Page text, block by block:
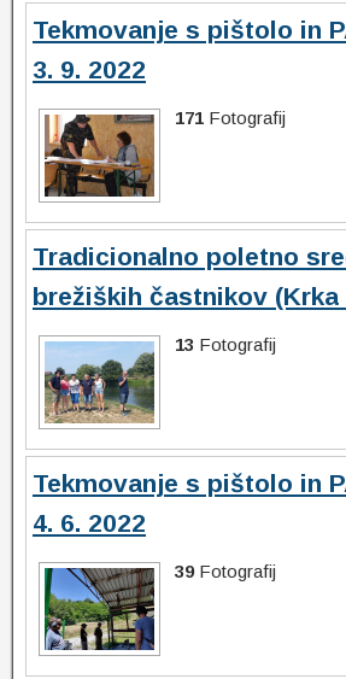
Tekmovanje s pištolo in
3. 9. 2022
171 Fotografij
Tradicionalno poletno
brežiških častnikov (Krka
13 Fotografij
Tekmovanje s pištolo in
4. 6. 2022
39Fotografij